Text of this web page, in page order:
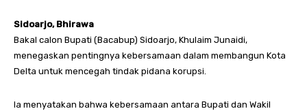
Sidoarjo, Bhirawa
Bakal calon Bupati (Bacabup) Sidoarjo, Khulaim Junaidi,
menegaskan pentingnya kebersamaan dalam membangun Kota
Delta untuk mencegah tindak pidana korupsi.
Ia menyatakan bahwa kebersamaan antara Bupati dan Wakil